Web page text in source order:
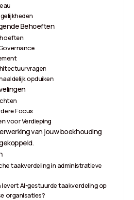
Behoeften
opduiken
Focus
voor Verdieping
van jouw boekhouding
taakverdeling in administratieve
levert AI-gestuurde taakverdeling op
organisaties?